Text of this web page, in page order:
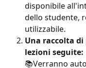
disponibile
dello studente,
utilizzabile.
Una raccolta
lezioni seguite:
📚Verranno